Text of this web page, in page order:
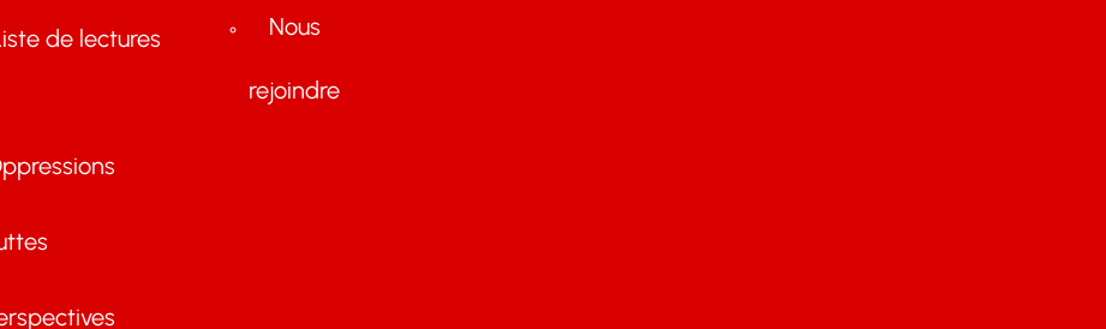
de lectures Nous
rejoindre